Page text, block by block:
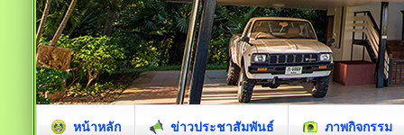
หน้าหลัก ข่าวประชาสัมพันธ์ ภาพกิจกรรม